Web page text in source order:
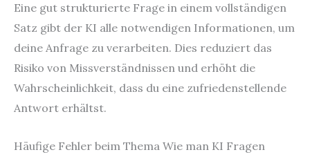
Eine gut strukturierte Frage in einem vollständigen
Satz gibt der KI alle notwendigen Informationen, um
deine Anfrage zu verarbeiten. Dies reduziert das
Risiko von Missverständnissen und erhöht die
Wahrscheinlichkeit, dass du eine zufriedenstellende
Antwort erhältst.
Häufige Fehler beim Thema Wie man KI Fragen